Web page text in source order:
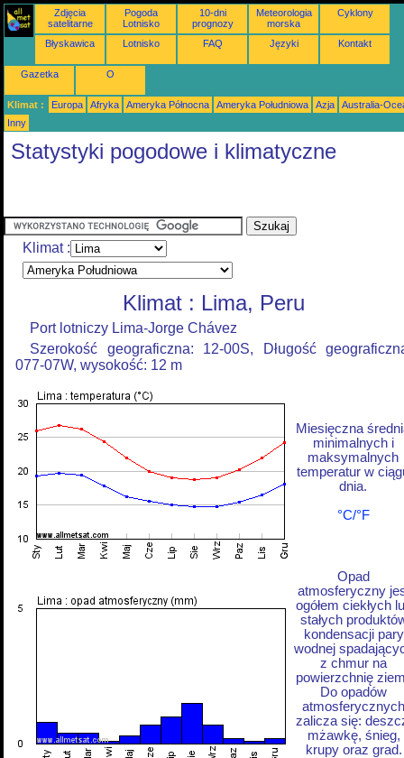
Zdjęcia
satelitarne
Pogoda
Lotnisko
10-dni
prognozy
Meteorologia
morska
Cyklony
Błyskawica Lotnisko FAQ Języki Kontakt
Gazetka O
Klimat : Europa Afryka Ameryka Północna Ameryka Południowa Azja
Australia-
Inny
Statystyki pogodowe i klimatyczne
Klimat :
Klimat : Lima, Peru
Port lotniczy Lima-Jorge Chávez
Szerokość geograficzna: 12-00S, Długość
077-07W, wysokość: 12 m
Miesięczna
minimalnych i
maksymalnych
temperatur w
dnia.
°C/°F
Opad
atmosferyczny
ogółem ciekłych
stałych
kondensacji pary
wodnej
z chmur na
powierzchnię
Do opadów
atmosferycznych
zalicza się:
mżawkę, śnieg,
krupy oraz grad.